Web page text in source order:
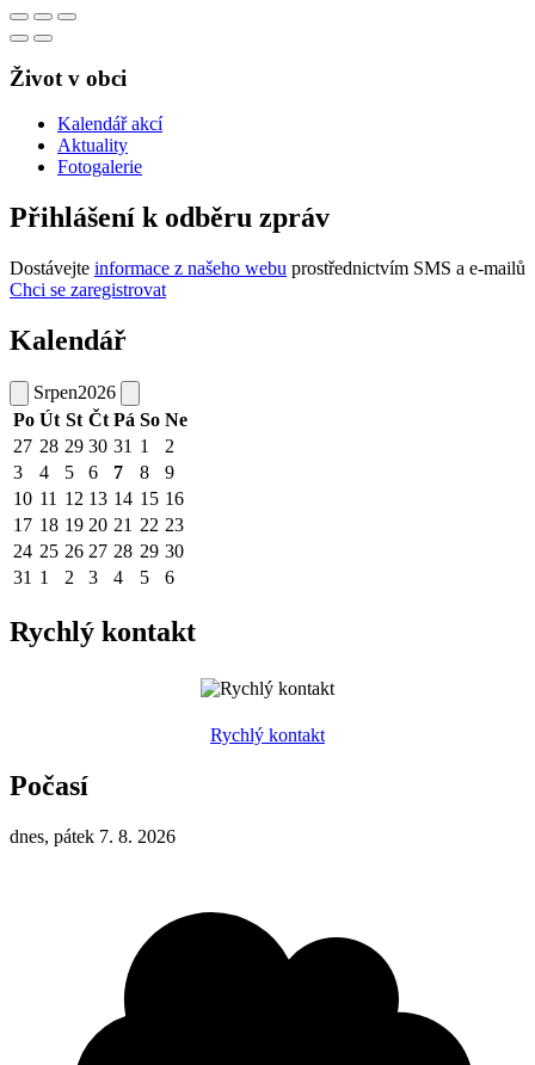
Život v obci
Kalendář akcí
Aktuality
Fotogalerie
Přihlášení k odběru zpráv
Dostávejte informace z našeho webu prostřednictvím SMS a e-mailů
Chci se zaregistrovat
Kalendář
Srpen2026
Po Út St Čt Pá So Ne
27 28 29 30 31 1
2
3
4 5 6 7 8
9
10 11 12 13 14 15 16
17 18 19 20 21 22 23
24 25 26 27 28 29 30
31 1 2 3 4 5 6
Rychlý kontakt
Rychlý kontakt
Počasí
dnes, pátek 7. 8. 2026